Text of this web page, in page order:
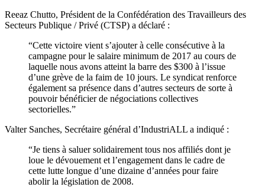
Reeaz Chutto, Président de la Confédération des Travailleurs des
Secteurs Publique / Privé (CTSP) a déclaré :
“Cette victoire vient s’ajouter à celle consécutive à la
campagne pour le salaire minimum de 2017 au cours de
laquelle nous avons atteint la barre des $300 à l’issue
d’une grève de la faim de 10 jours. Le syndicat renforce
également sa présence dans d’autres secteurs de sorte à
pouvoir bénéficier de négociations collectives
sectorielles.”
Valter Sanches, Secrétaire général d’IndustriALL a indiqué :
“Je tiens à saluer solidairement tous nos affiliés dont je
loue le dévouement et l’engagement dans le cadre de
cette lutte longue d’une dizaine d’années pour faire
abolir la législation de 2008.